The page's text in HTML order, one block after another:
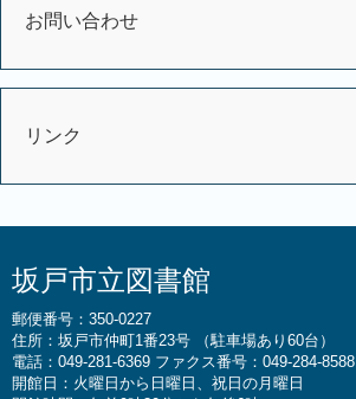
お問い合わせ
リンク
坂戸市立図書館
郵便番号：350-0227
住所：坂戸市仲町1番23号 （駐車場あり60台）
電話：049-281-6369 ファクス番号：049-284-8588
開館日：火曜日から日曜日、祝日の月曜日